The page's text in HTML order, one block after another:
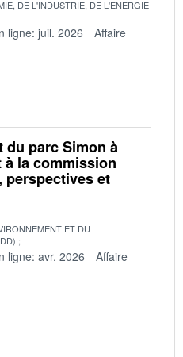
DE L'INDUSTRIE, DE L'ENERGIE
ligne: juil. 2026
Affaire
du parc Simon à
à la commission
perspectives et
ET DU
ligne: avr. 2026
Affaire